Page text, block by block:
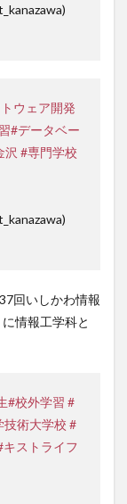
ウェア開発
#データベー
沢 #専門学校
回いしかわ情報
情報工学科と
#校外学習 #
技術大学校 #
キストライフ